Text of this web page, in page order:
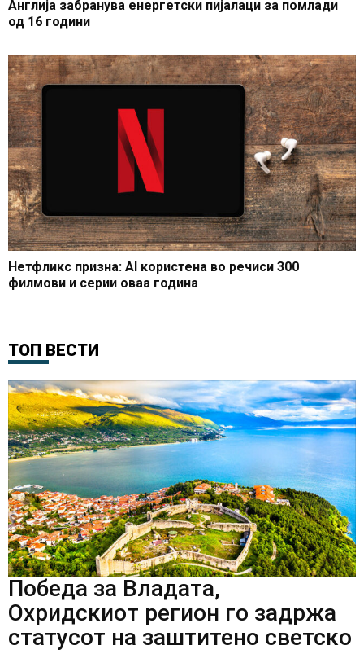
Англија забранува енергетски пијалаци за помлади
од 16 години
Нетфликс призна: AI користена во речиси 300
филмови и серии оваа година
ТОП ВЕСТИ
Победа за Владата,
Охридскиот регион го задржа
статусот на заштитено светско